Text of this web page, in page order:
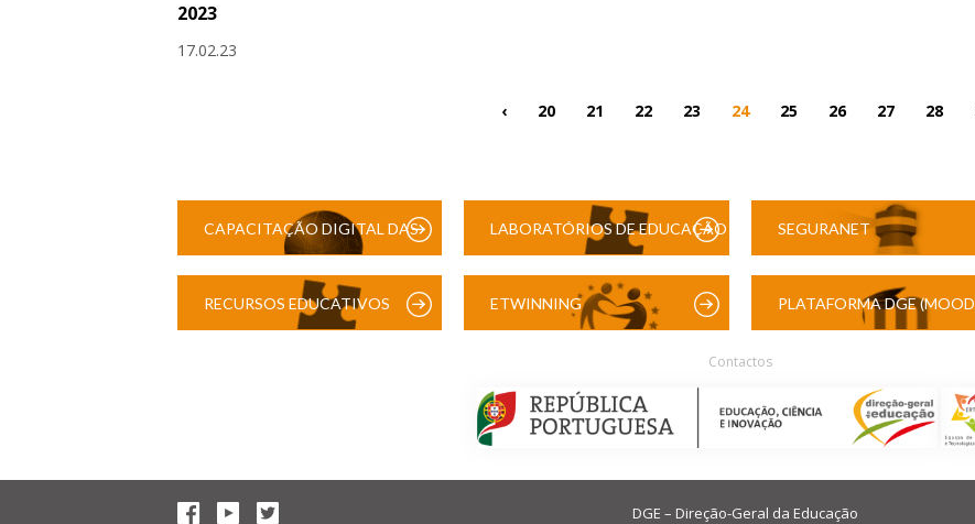
2023
17.02.23
‹ 20 21 22 23 24 25 26 27 28
CAPACITAÇÃO DIGITAL DAS LABORATÓRIOS DE EDUCAÇÃO SEGURANET
RECURSOS EDUCATIVOS ETWINNING PLATAFORMA DGE
Contactos
DGE – Direção-Geral da Educação